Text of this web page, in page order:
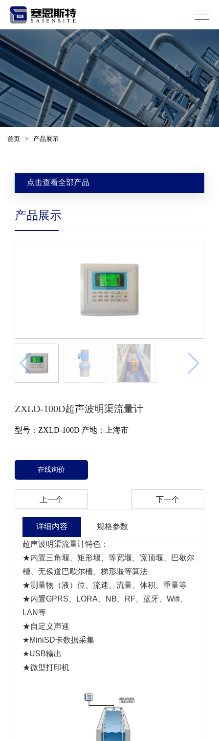
首页 > 产品展示
点击查看全部产品
产品展示
ZXLD-100D超声波明渠流量计
型号：ZXLD-100D 产地：上海市
在线询价
上一个 下一个
详细内容 规格参数
超声波明渠流量计特色：
★内置三角堰、矩形堰、等宽堰、宽顶堰、巴歇尔
槽、无侯道巴歇尔槽、梯形堰等算法
★测量物（液）位、流速、流量、体积、重量等
★内置GPRS、LORA、NB、RF、蓝牙、Wifi、
LAN等
★自定义声速
★MiniSD卡数据采集
★USB输出
★微型打印机